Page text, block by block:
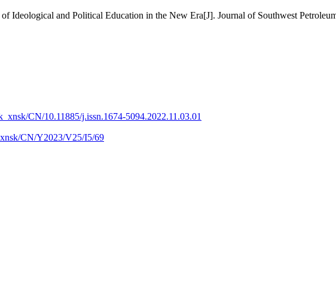
Ideological and Political Education in the New Era[J]. Journal of Southwest
CN/10.11885/j.issn.1674-5094.2022.11.03.01
CN/Y2023/V25/I5/69